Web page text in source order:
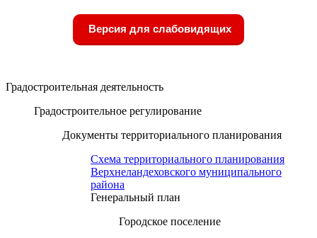
Версия для слабовидящих
Градостроительная деятельность
Градостроительное регулирование
Документы территориального планирования
Схема территориального планирования
Верхнеландеховского муниципального
района
Генеральный план
Городское поселение